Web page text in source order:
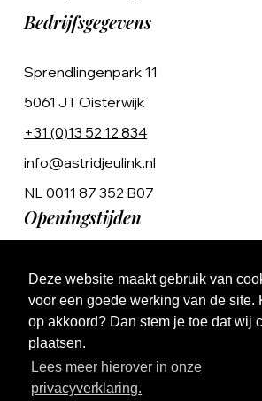
Deze website maakt gebruik van
voor een goede werking van de site.
op akkoord? Dan stem je toe dat wij
plaatsen.
Lees meer hierover in onze
privacyverklaring.
Bedrijfsgegevens
Sprendlingenpark 11
5061 JT Oisterwijk
+31 (0)13 52 12 834
info@astridjeulink.nl
NL 0011 87 352 B07
Openingstijden
Ma t/m Vr 9:00 - 17:00